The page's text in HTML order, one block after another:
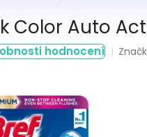
Color Auto
hodnocení